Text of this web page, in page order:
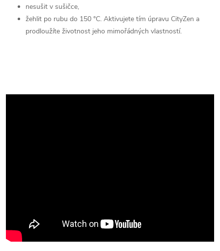
nesušit v sušičce,
žehlit po rubu do 150 °C. Aktivujete tím úpravu CityZen a
prodloužíte životnost jeho mimořádných vlastností.